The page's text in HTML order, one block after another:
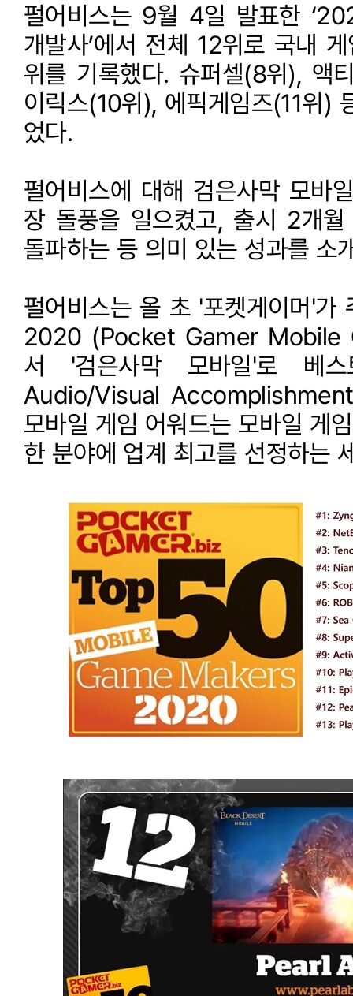
펄어비스는 9월 4일 발표한
개발사’에서 전체 12위로 국내
위를 기록했다. 슈퍼셀(8위), 액
이릭스(10위), 에픽게임즈(11위)
었다.
펄어비스에 대해 검은사막 모바
장 돌풍을 일으켰고, 출시 2개
돌파하는 등 의미 있는 성과를 소
펄어비스는 올 초 '포켓게이머'가
2020 (Pocket Gamer
서 '검은사막 모바일'로 베
Audio/Visual
모바일 게임 어워드는 모바일 게
한 분야에 업계 최고를 선정하는